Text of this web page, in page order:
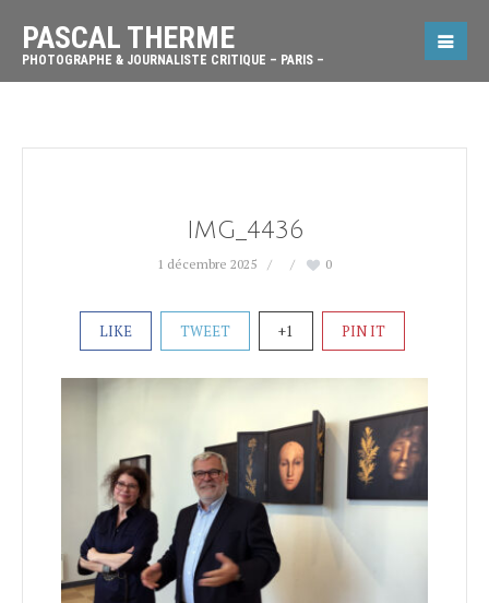
PASCAL THERME
PHOTOGRAPHE & JOURNALISTE CRITIQUE – PARIS –
IMG_4436
1 décembre 2025 0
LIKE TWEET +1 PIN IT